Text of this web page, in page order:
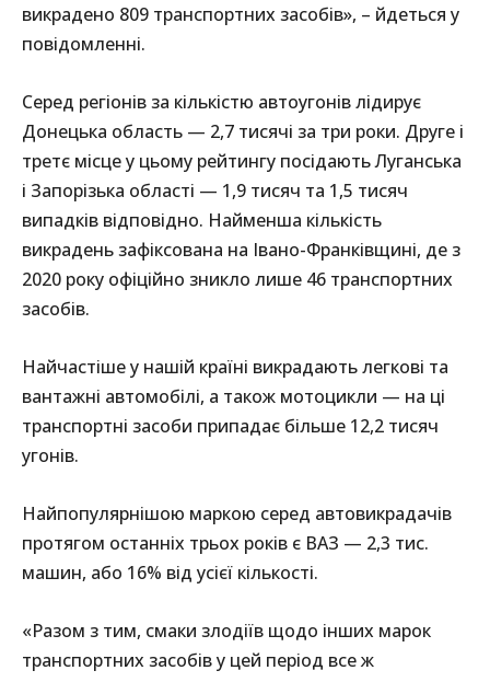
викрадено 809 транспортних засобів», – йдеться у
повідомленні.
Серед регіонів за кількістю автоугонів лідирує
Донецька область — 2,7 тисячі за три роки. Друге і
третє місце у цьому рейтингу посідають Луганська
і Запорізька області — 1,9 тисяч та 1,5 тисяч
випадків відповідно. Найменша кількість
викрадень зафіксована на Івано-Франківщині, де з
2020 року офіційно зникло лише 46 транспортних
засобів.
Найчастіше у нашій країні викрадають легкові та
вантажні автомобілі, а також мотоцикли — на ці
транспортні засоби припадає більше 12,2 тисяч
угонів.
Найпопулярнішою маркою серед автовикрадачів
протягом останніх трьох років є ВАЗ — 2,3 тис.
машин, або 16% від усієї кількості.
«Разом з тим, смаки злодіїв щодо інших марок
транспортних засобів у цей період все ж